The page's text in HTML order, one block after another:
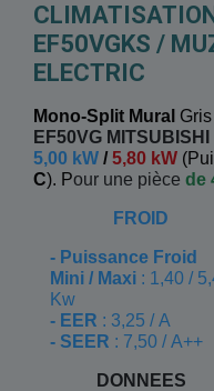
EF50VGKS /
ELECTRIC
Mono-Split Mural Gris
EF50VG
5,00 kW /5,80 kW (
C). Pour une pièce de
FROID
- Puissance Froid
Mini / Maxi : 1,40 /
Kw
- EER : 3,25 / A
- SEER : 7,50 / A++
DONNEES